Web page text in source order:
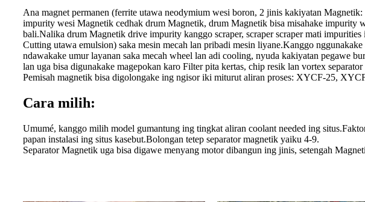
Ana magnet permanen (ferrite utawa neodymium wesi boron, 2 jinis kakiyatan
impurity wesi Magnetik cedhak drum Magnetik, drum Magnetik bisa misahake impurity
bali.Nalika drum Magnetik drive impurity kanggo scraper, scraper scraper mati
Cutting utawa emulsion) saka mesin mecah lan pribadi mesin liyane.Kanggo
ndawakake umur layanan saka mecah wheel lan adi cooling, nyuda kakiyatan pegawe
lan uga bisa digunakake magepokan karo Filter pita kertas, chip resik lan vortex
Pemisah magnetik bisa digolongake ing ngisor iki miturut aliran proses: XYCF-25,
Cara milih:
Umumé, kanggo milih model gumantung ing tingkat aliran coolant needed ing
papan instalasi ing situs kasebut.Bolongan tetep separator magnetik yaiku 4-9.
Separator Magnetik uga bisa digawe menyang motor dibangun ing jinis, setengah